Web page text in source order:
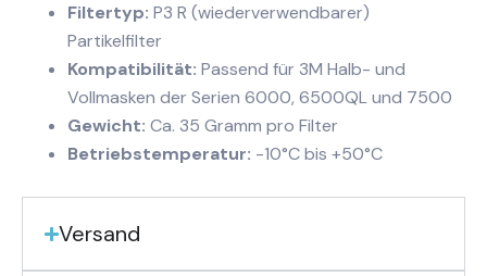
Filtertyp: P3 R (wiederverwendbarer)
Partikelfilter
Kompatibilität: Passend für 3M Halb- und
Vollmasken der Serien 6000, 6500QL und 7500
Gewicht: Ca. 35 Gramm pro Filter
Betriebstemperatur: -10°C bis +50°C
Versand